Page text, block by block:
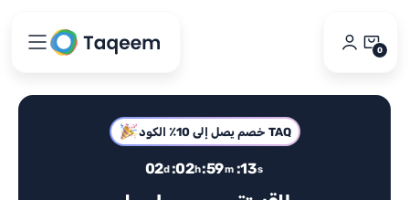
0
0
خصم يصل إلى 10٪ الكود TAQ
02d :02h:59m :12s